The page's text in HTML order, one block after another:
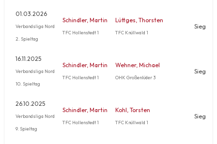
01.03.2026
Verbandsliga Nord
2. Spieltag
Schindler, Martin
TFC Hollenstedt 1
Lüttges, Thorsten
TFC Knüllwald 1
Sieg
16.11.2025
Verbandsliga Nord
10. Spieltag
Schindler, Martin
TFC Hollenstedt 1
Wehner, Michael
OHK Großenlüder 3
Sieg
26.10.2025
Verbandsliga Nord
9. Spieltag
Schindler, Martin
TFC Hollenstedt 1
Kohl, Torsten
TFC Knüllwald 1
Sieg